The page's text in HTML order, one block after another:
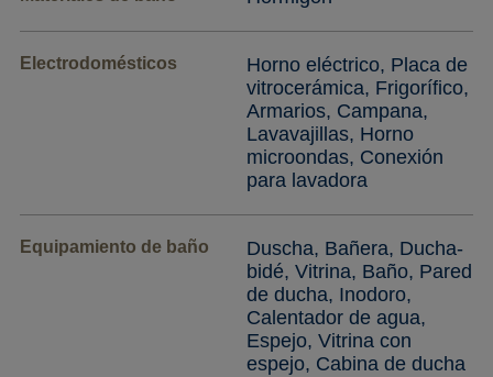
Electrodomésticos
Horno eléctrico, Placa de
vitrocerámica, Frigorífico,
Armarios, Campana,
Lavavajillas, Horno
microondas, Conexión
para lavadora
Equipamiento de baño
Duscha, Bañera, Ducha-
bidé, Vitrina, Baño, Pared
de ducha, Inodoro,
Calentador de agua,
Espejo, Vitrina con
espejo, Cabina de ducha